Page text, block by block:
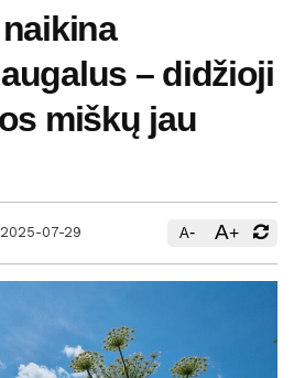
– didžioji
miškų jau
2025-07-29 A- A+